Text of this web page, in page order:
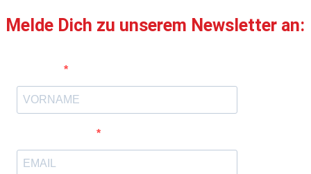
Melde Dich zu unserem Newsletter an: